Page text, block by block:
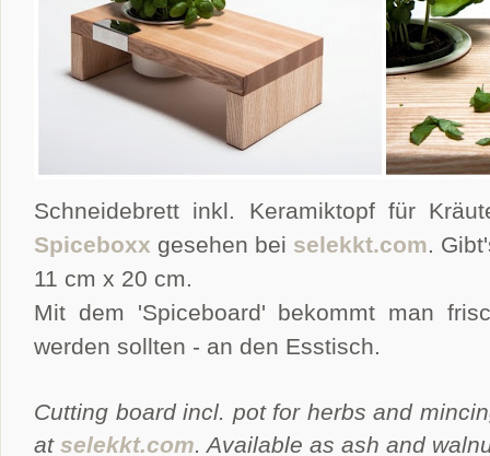
Schneidebrett inkl. Keramiktopf für
Spiceboxx gesehen bei selekkt.com.
11 cm x 20 cm.
Mit dem 'Spiceboard' bekommt man
werden sollten - an den Esstisch.
Cutting board incl. pot for herbs and
at selekkt.com. Available as ash and